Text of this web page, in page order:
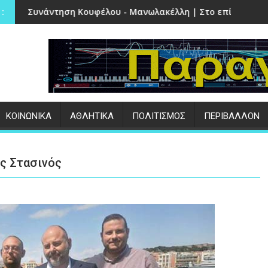
- Μανωλακέλλη | Στο επίκεντρο το παλιό
Επιτυχημένες οι
ΚΟΙΝΩΝΙΚΑ ΑΘΛΗΤΙΚΑ ΠΟΛΙΤΙΣΜΟΣ ΠΕΡΙΒΑΛΛΟΝ
Στασινός